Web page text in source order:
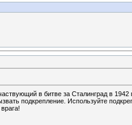
в битве за Сталинград в
подкрепление. Используйте